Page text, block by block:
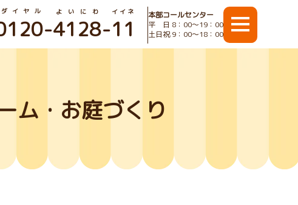
イヤル
-4128
よいにわ
-11
イイネ
本部コールセンター
平 日 8：00〜19：00
土日祝 9：00〜18：00
ム・お庭づくり